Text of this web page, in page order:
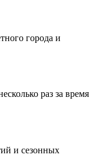
города и
раз за время
и сезонных